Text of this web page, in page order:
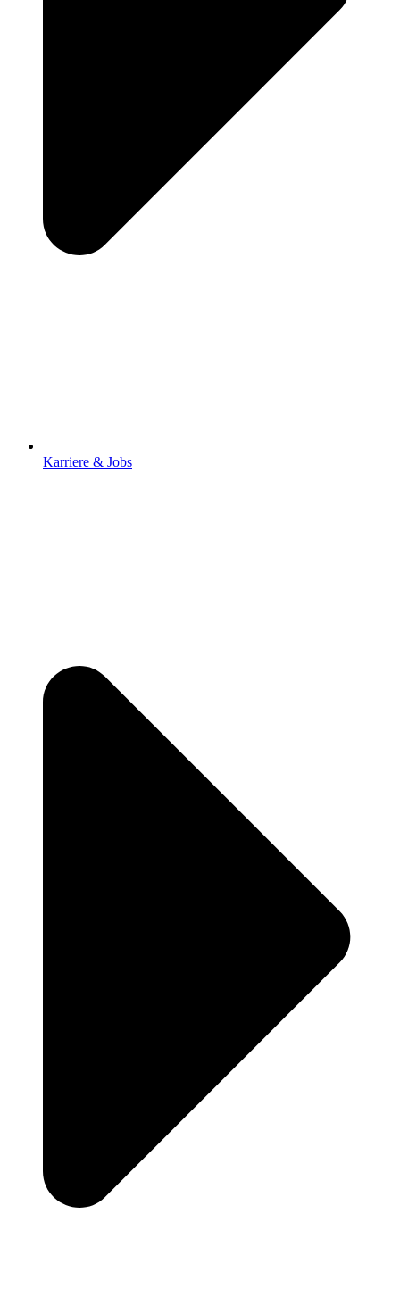
Karriere & Jobs